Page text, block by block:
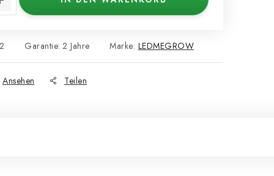
Marke: LEDMEGROW
Garantie: 2 Jahre
Ansehen Teilen